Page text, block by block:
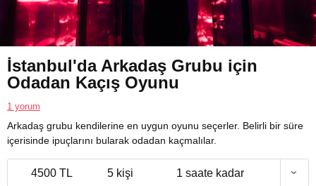
İstanbul'da Arkadaş Grubu için
Odadan Kaçış Oyunu
1 yorum
Arkadaş grubu kendilerine en uygun oyunu seçerler. Belirli bir süre
içerisinde ipuçlarını bularak odadan kaçmalılar.
4500 TL 5 kişi 1 saate kadar